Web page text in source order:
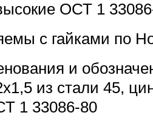
ОСТ 1
с гайками по
и
из стали 45,
1 33086-80